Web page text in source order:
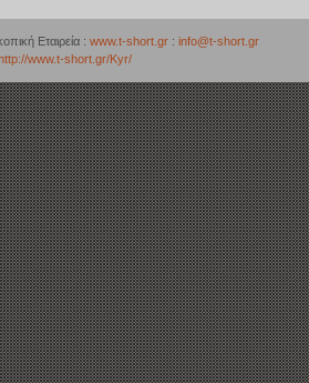
Εταιρεία : www.t-short.gr : info@t-short.gr
www.t-short.gr/Kyr/